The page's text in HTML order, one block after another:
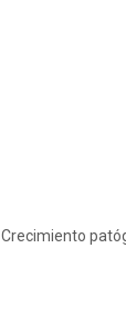
Crecimiento